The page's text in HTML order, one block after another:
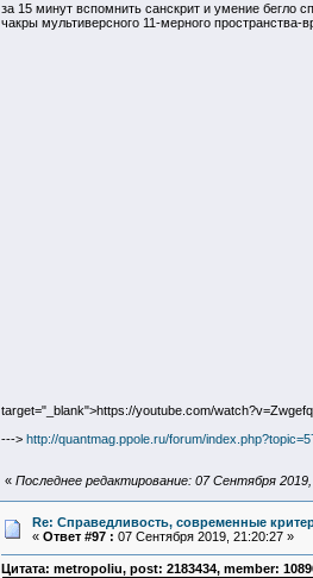
за 15 минут вспомнить санскрит и умение бегло
чакры мультиверсного 11-мерного пространства-
target="_blank">https://youtube.com/
---> http://quantmag.ppole.ru/forum/
« Последнее редактирование: 07 Сентября
Re: Справедливость, современные
« Ответ #97 : 07 Сентября 2019, 21:20:27 »
Цитата: metropoliu, post: 2183434, member: